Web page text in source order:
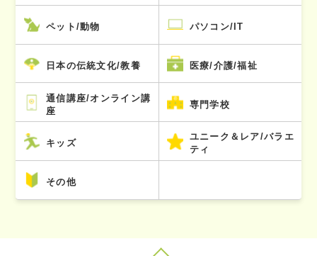
ペット/動物 パソコン/IT
日本の伝統文化/教養 医療/介護/福祉
通信講座/オンライン講
座
専門学校
キッズ
ユニーク＆レア/バラエ
ティ
その他